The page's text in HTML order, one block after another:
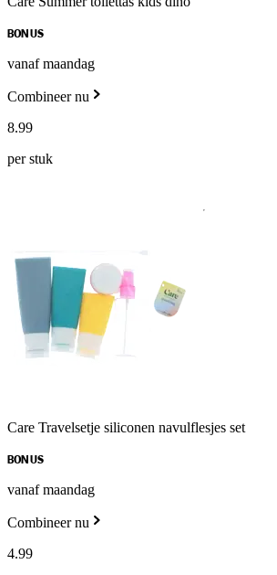
BONUS
vanaf maandag
Combineer nu
8.99
per stuk
Care Travelsetje siliconen navulflesjes set
BONUS
vanaf maandag
Combineer nu
4.99